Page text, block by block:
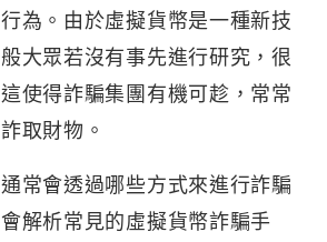
為。由於虛擬貨幣是一種新技
大眾若沒有事先進行研究，很
使得詐騙集團有機可趁，常常
取財物。
常會透過哪些方式來進行詐騙
解析常見的虛擬貨幣詐騙手